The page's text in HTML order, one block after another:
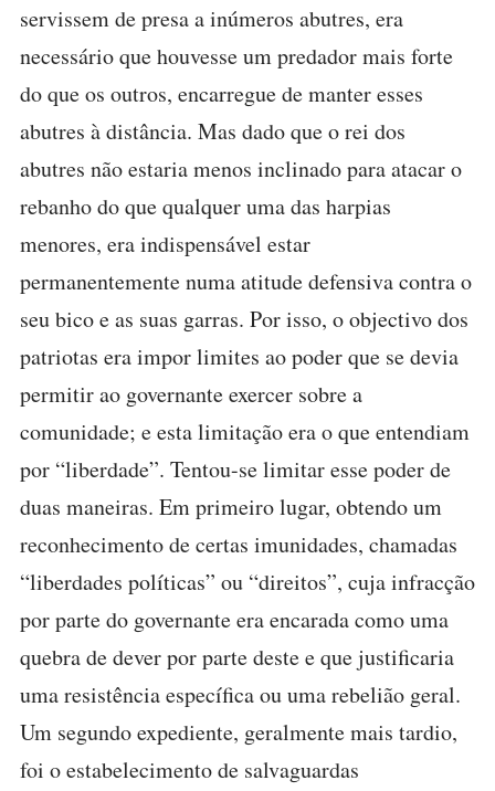
servissem de presa a inúmeros abutres, era
necessário que houvesse um predador mais forte
do que os outros, encarregue de manter esses
abutres à distância. Mas dado que o rei dos
abutres não estaria menos inclinado para atacar o
rebanho do que qualquer uma das harpias
menores, era indispensável estar
permanentemente numa atitude defensiva contra o
seu bico e as suas garras. Por isso, o objectivo dos
patriotas era impor limites ao poder que se devia
permitir ao governante exercer sobre a
comunidade; e esta limitação era o que entendiam
por “liberdade”. Tentou-se limitar esse poder de
duas maneiras. Em primeiro lugar, obtendo um
reconhecimento de certas imunidades, chamadas
“liberdades políticas” ou “direitos”, cuja infracção
por parte do governante era encarada como uma
quebra de dever por parte deste e que justificaria
uma resistência específica ou uma rebelião geral.
Um segundo expediente, geralmente mais tardio,
foi o estabelecimento de salvaguardas